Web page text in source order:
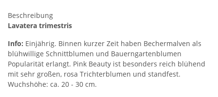
Beschreibung
Lavatera trimestris
Info: Einjährig. Binnen kurzer Zeit haben Bechermalven als
blühwillige Schnittblumen und Bauerngartenblumen
Popularität erlangt. Pink Beauty ist besonders reich blühend
mit sehr großen, rosa Trichterblumen und standfest.
Wuchshöhe: ca. 20 - 30 cm.